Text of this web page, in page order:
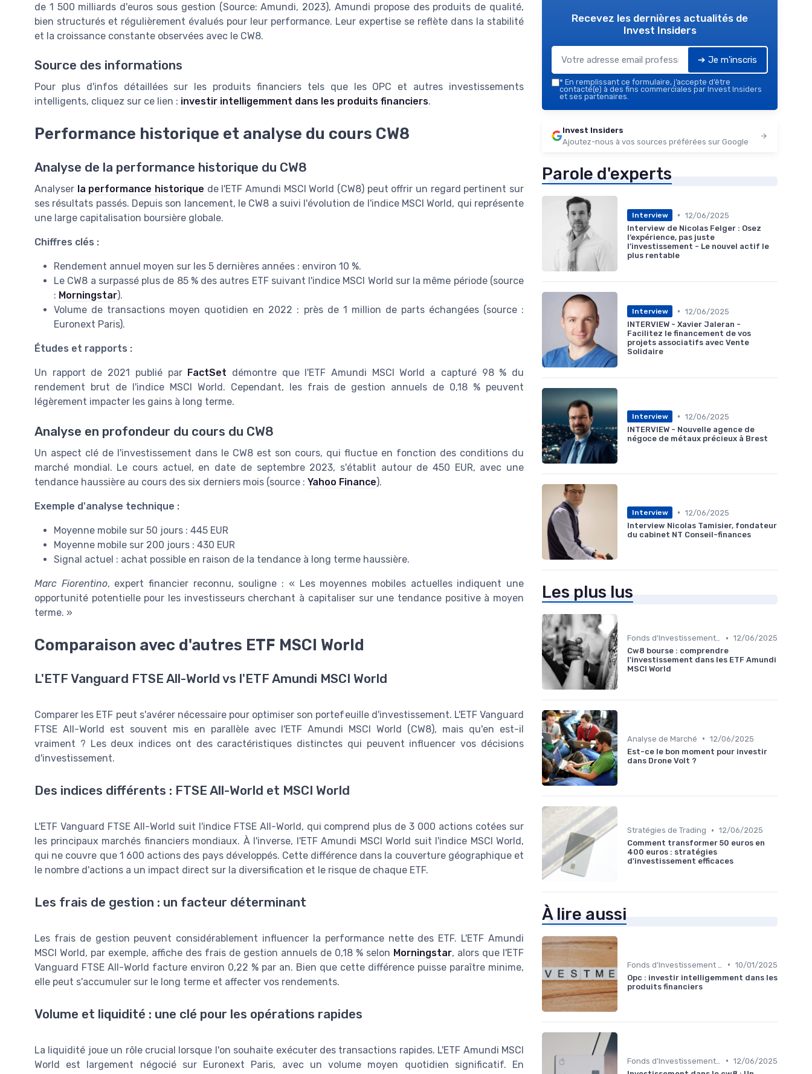
de 1 500 milliards d'euros sous gestion (Source: Amundi, 2023), Amundi propose des produits de qualité,
bien structurés et régulièrement évalués pour leur performance. Leur expertise se reflète dans la stabilité
et la croissance constante observées avec le CW8.
Source des informations
Pour plus d'infos détaillées sur les produits financiers tels que les OPC et autres investissements
intelligents, cliquez sur ce lien : investir intelligemment dans les produits financiers.
Performance historique et analyse du cours CW8
Analyse de la performance historique du CW8
Analyser la performance historique de l'ETF Amundi MSCI World (CW8) peut offrir un regard pertinent sur
ses résultats passés. Depuis son lancement, le CW8 a suivi l'évolution de l'indice MSCI World, qui représente
une large capitalisation boursière globale.
Chiffres clés :
Rendement annuel moyen sur les 5 dernières années : environ 10 %.
Le CW8 a surpassé plus de 85 % des autres ETF suivant l'indice MSCI World sur la même période (source
: Morningstar).
Volume de transactions moyen quotidien en 2022 : près de 1 million de parts échangées (source :
Euronext Paris).
Études et rapports :
Un rapport de 2021 publié par FactSet démontre que l'ETF Amundi MSCI World a capturé 98 % du
rendement brut de l'indice MSCI World. Cependant, les frais de gestion annuels de 0,18 % peuvent
légèrement impacter les gains à long terme.
Analyse en profondeur du cours du CW8
Un aspect clé de l'investissement dans le CW8 est son cours, qui fluctue en fonction des conditions du
marché mondial. Le cours actuel, en date de septembre 2023, s'établit autour de 450 EUR, avec une
tendance haussière au cours des six derniers mois (source : Yahoo Finance).
Exemple d'analyse technique :
Moyenne mobile sur 50 jours : 445 EUR
Moyenne mobile sur 200 jours : 430 EUR
Signal actuel : achat possible en raison de la tendance à long terme haussière.
Marc Fiorentino, expert financier reconnu, souligne : « Les moyennes mobiles actuelles indiquent une
opportunité potentielle pour les investisseurs cherchant à capitaliser sur une tendance positive à moyen
terme. »
Comparaison avec d'autres ETF MSCI World
L'ETF Vanguard FTSE All-World vs l'ETF Amundi MSCI World
Comparer les ETF peut s'avérer nécessaire pour optimiser son portefeuille d'investissement. L'ETF Vanguard
FTSE All-World est souvent mis en parallèle avec l'ETF Amundi MSCI World (CW8), mais qu'en est-il
vraiment ? Les deux indices ont des caractéristiques distinctes qui peuvent influencer vos décisions
d'investissement.
Des indices différents : FTSE All-World et MSCI World
L'ETF Vanguard FTSE All-World suit l'indice FTSE All-World, qui comprend plus de 3 000 actions cotées sur
les principaux marchés financiers mondiaux. À l'inverse, l'ETF Amundi MSCI World suit l'indice MSCI World,
qui ne couvre que 1 600 actions des pays développés. Cette différence dans la couverture géographique et
le nombre d'actions a un impact direct sur la diversification et le risque de chaque ETF.
Les frais de gestion : un facteur déterminant
Les frais de gestion peuvent considérablement influencer la performance nette des ETF. L'ETF Amundi
MSCI World, par exemple, affiche des frais de gestion annuels de 0,18 % selon Morningstar, alors que l'ETF
Vanguard FTSE All-World facture environ 0,22 % par an. Bien que cette différence puisse paraître minime,
elle peut s'accumuler sur le long terme et affecter vos rendements.
Volume et liquidité : une clé pour les opérations rapides
La liquidité joue un rôle crucial lorsque l'on souhaite exécuter des transactions rapides. L'ETF Amundi MSCI
World est largement négocié sur Euronext Paris, avec un volume moyen quotidien significatif. En
Recevez les dernières actualités de
Invest Insiders
➔ Je m'inscris
* En remplissant ce formulaire, j’accepte d’être
contacté(e) à des fins commerciales par Invest Insiders
et ses partenaires.
Invest Insiders
Ajoutez-nous à vos sources préférées sur Google
Parole d'experts
Interview • 12/06/2025
Interview de Nicolas Felger : Osez
l’expérience, pas juste
l’investissement - Le nouvel actif le
plus rentable
Interview • 12/06/2025
INTERVIEW - Xavier Jaleran -
Facilitez le financement de vos
projets associatifs avec Vente
Solidaire
Interview • 12/06/2025
INTERVIEW - Nouvelle agence de
négoce de métaux précieux à Brest
Interview • 12/06/2025
Interview Nicolas Tamisier, fondateur
du cabinet NT Conseil-finances
Les plus lus
Fonds d'Investissement et ETF • 12/06/2025
Cw8 bourse : comprendre
l'investissement dans les ETF Amundi
MSCI World
Analyse de Marché • 12/06/2025
Est-ce le bon moment pour investir
dans Drone Volt ?
Stratégies de Trading • 12/06/2025
Comment transformer 50 euros en
400 euros : stratégies
d'investissement efficaces
À lire aussi
• 10/01/2025
Opc : investir intelligemment dans les
produits financiers
• 12/06/2025